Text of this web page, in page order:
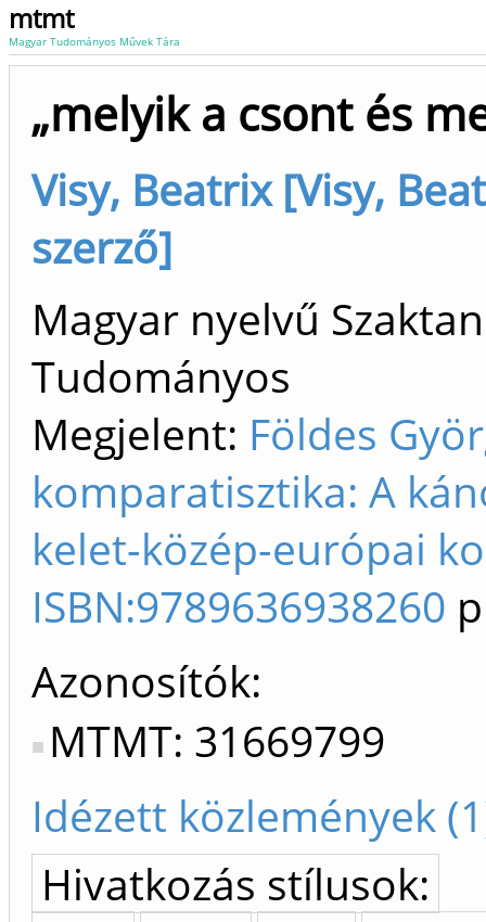
mtmt
Magyar Tudományos Művek Tára
„melyik a csont és
Visy, Beatrix [Visy,
szerző]
Magyar nyelvű
Tudományos
Megjelent: Földes
komparatisztika: A
kelet-közép-európai
ISBN:9789636938260
Azonosítók
MTMT: 31669799
Idézett közlemények
Hivatkozás stílusok: